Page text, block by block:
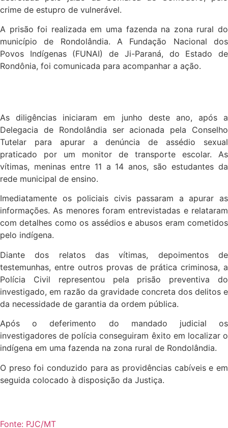
crime de estupro de vulnerável.
A prisão foi realizada em uma fazenda na zona rural do
município de Rondolândia. A Fundação Nacional dos
Povos Indígenas (FUNAI) de Ji-Paraná, do Estado de
Rondônia, foi comunicada para acompanhar a ação.
As diligências iniciaram em junho deste ano, após a
Delegacia de Rondolândia ser acionada pela Conselho
Tutelar para apurar a denúncia de assédio sexual
praticado por um monitor de transporte escolar. As
vítimas, meninas entre 11 a 14 anos, são estudantes da
rede municipal de ensino.
Imediatamente os policiais civis passaram a apurar as
informações. As menores foram entrevistadas e relataram
com detalhes como os assédios e abusos eram cometidos
pelo indígena.
Diante dos relatos das vítimas, depoimentos de
testemunhas, entre outros provas de prática criminosa, a
Polícia Civil representou pela prisão preventiva do
investigado, em razão da gravidade concreta dos delitos e
da necessidade de garantia da ordem pública.
Após o deferimento do mandado judicial os
investigadores de polícia conseguiram êxito em localizar o
indígena em uma fazenda na zona rural de Rondolândia.
O preso foi conduzido para as providências cabíveis e em
seguida colocado à disposição da Justiça.
Fonte: PJC/MT